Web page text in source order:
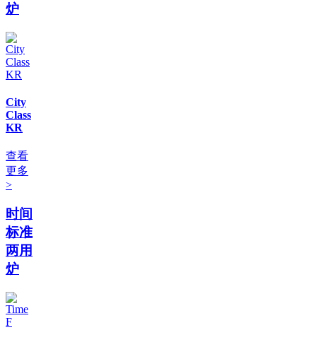
炉
City
Class
KR
查看
更多
>
时间
标准
两用
炉